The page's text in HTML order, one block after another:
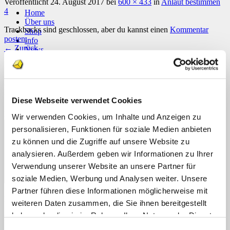
Diese Webseite verwendet Cookies
Wir verwenden Cookies, um Inhalte und Anzeigen zu
personalisieren, Funktionen für soziale Medien anbieten
zu können und die Zugriffe auf unsere Website zu
analysieren. Außerdem geben wir Informationen zu Ihrer
Verwendung unserer Website an unsere Partner für
soziale Medien, Werbung und Analysen weiter. Unsere
Partner führen diese Informationen möglicherweise mit
weiteren Daten zusammen, die Sie ihnen bereitgestellt
haben oder die sie im Rahmen Ihrer Nutzung der Dienste
Home
Über uns
Shop
Info
News
nach:
4
Trackbacks sind geschlossen, aber du kannst einen Kommentar
posten.
← Zurück
Schreibe einen Kommentar
Felder sind mit
markiert
Kommentar*
Name
E-Mail-Adresse*